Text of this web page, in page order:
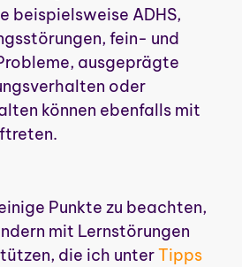
beispielsweise ADHS,
fein- und
ausgeprägte
oder
können ebenfalls mit
Punkte zu beachten,
mit Lernstörungen
die ich unterTipps